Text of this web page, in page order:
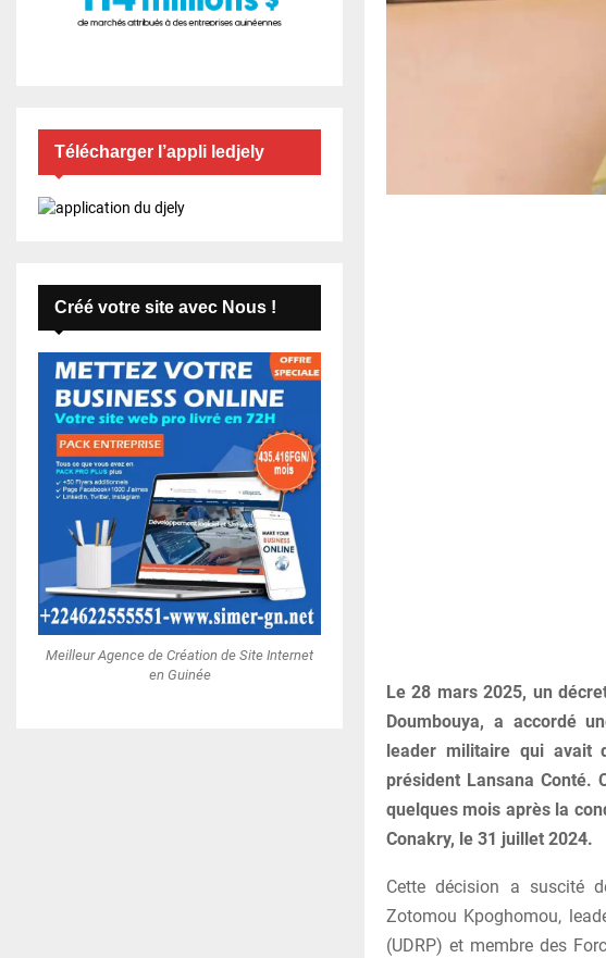
Le 28 mars 2025, un
Doumbouya, a accordé
leader militaire qui avait
président Lansana Conté.
quelques mois après la
Conakry, le 31 juillet 2024.
Cette décision a suscité
Zotomou Kpoghomou,
(UDRP) et membre des
Télécharger l’appli ledjely
Créé votre site avec Nous !
Meilleur Agence de Création de Site Internet
en Guinée